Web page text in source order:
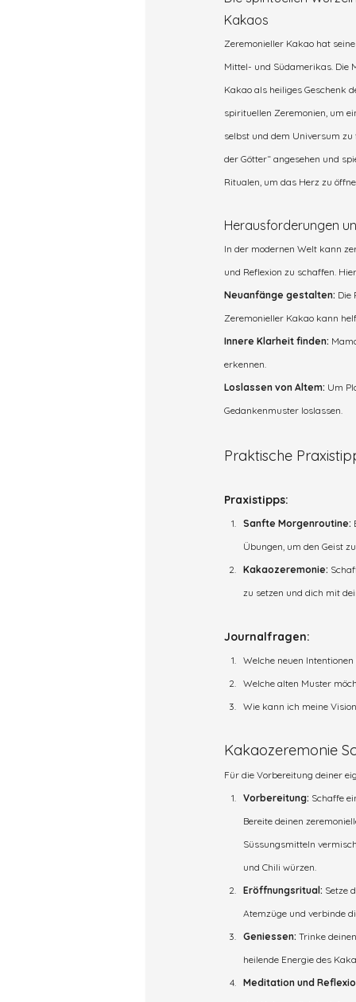
Kakaos
Zeremonieller Kakao hat
Mittel- und Südamerikas. Die
Kakao als heiliges Geschenk
spirituellen Zeremonien, um
selbst und dem Universum zu
der Götter“ angesehen und
Ritualen, um das Herz zu
Herausforderungen
In der modernen Welt kann
und Reflexion zu schaffen.
Neuanfänge gestalten: Die
Zeremonieller Kakao kann
Innere Klarheit finden:
erkennen.
Loslassen von Altem: Um
Gedankenmuster loslassen.
Praktische
Praxistipps:
Sanfte Morgenroutine:
Übungen, um den Geist
Kakaozeremonie:
zu setzen und dich mit
Journalfragen:
Welche neuen
Welche alten Muster
Wie kann ich meine
Kakaozeremonie
Für die Vorbereitung deiner
Vorbereitung: Schaffe
Bereite deinen
Süssungsmitteln
und Chili würzen.
Eröffnungsritual: Setze
Atemzüge und verbinde
Geniessen: Trinke
heilende Energie des
Meditation und